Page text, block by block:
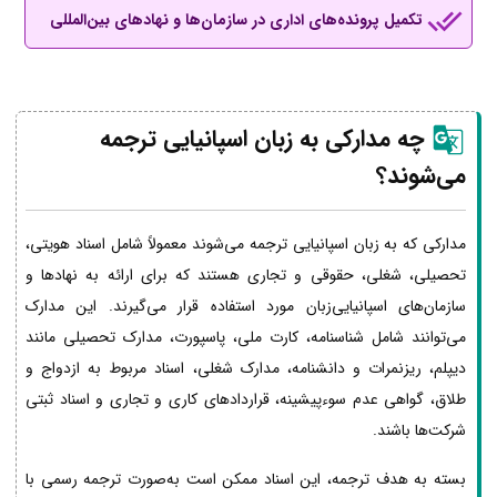
تکمیل پرونده‌های اداری در سازمان‌ها و نهادهای بین‌المللی
چه مدارکی به زبان اسپانیایی ترجمه
می‌شوند؟
مدارکی که به زبان اسپانیایی ترجمه می‌شوند معمولاً شامل اسناد هویتی،
تحصیلی، شغلی، حقوقی و تجاری هستند که برای ارائه به نهادها و
سازمان‌های اسپانیایی‌زبان مورد استفاده قرار می‌گیرند. این مدارک
می‌توانند شامل شناسنامه، کارت ملی، پاسپورت، مدارک تحصیلی مانند
دیپلم، ریزنمرات و دانشنامه، مدارک شغلی، اسناد مربوط به ازدواج و
طلاق، گواهی عدم سوءپیشینه، قراردادهای کاری و تجاری و اسناد ثبتی
شرکت‌ها باشند.
بسته به هدف ترجمه، این اسناد ممکن است به‌صورت ترجمه رسمی با